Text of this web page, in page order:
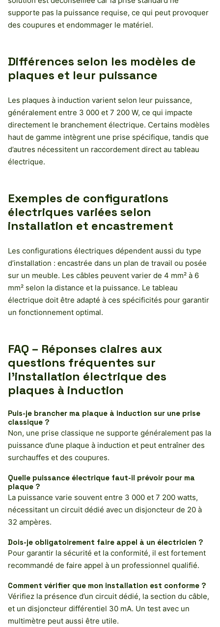
supporte pas la puissance requise, ce qui peut provoquer
des coupures et endommager le matériel.
Différences selon les modèles de
plaques et leur puissance
Les plaques à induction varient selon leur puissance,
généralement entre 3 000 et 7 200 W, ce qui impacte
directement le branchement électrique. Certains modèles
haut de gamme intègrent une prise spécifique, tandis que
d’autres nécessitent un raccordement direct au tableau
électrique.
Exemples de configurations
électriques variées selon
installation et encastrement
Les configurations électriques dépendent aussi du type
d’installation : encastrée dans un plan de travail ou posée
sur un meuble. Les câbles peuvent varier de 4 mm² à 6
mm² selon la distance et la puissance. Le tableau
électrique doit être adapté à ces spécificités pour garantir
un fonctionnement optimal.
FAQ – Réponses claires aux
questions fréquentes sur
l’installation électrique des
plaques à induction
Puis-je brancher ma plaque à induction sur une prise
classique ?
Non, une prise classique ne supporte généralement pas la
puissance d’une plaque à induction et peut entraîner des
surchauffes et des coupures.
Quelle puissance électrique faut-il prévoir pour ma
plaque ?
La puissance varie souvent entre 3 000 et 7 200 watts,
nécessitant un circuit dédié avec un disjoncteur de 20 à
32 ampères.
Dois-je obligatoirement faire appel à un électricien ?
Pour garantir la sécurité et la conformité, il est fortement
recommandé de faire appel à un professionnel qualifié.
Comment vérifier que mon installation est conforme ?
Vérifiez la présence d’un circuit dédié, la section du câble,
et un disjoncteur différentiel 30 mA. Un test avec un
multimètre peut aussi être utile.